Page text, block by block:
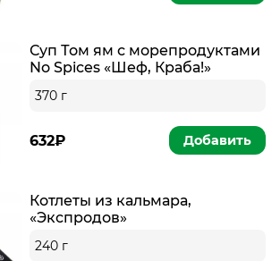
Суп Том ям с морепродуктами
No Spices «Шеф, Краба!»
370 г
632₽ Добавить
Котлеты из кальмара,
«Экспродов»
240 г